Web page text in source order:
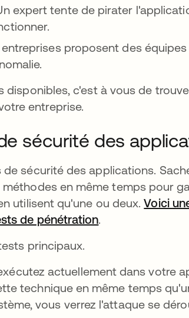
expert tente de pirater
proposent des
c'est à vous de
entreprise.
sécurité des
sécurité des applications.
en même temps pour
utilisent qu'une ou deux.Voici
de pénétrations’ouvre dans un
.
principaux.
actuellement dans votre
technique en même temps
vous verrez l'attaque se